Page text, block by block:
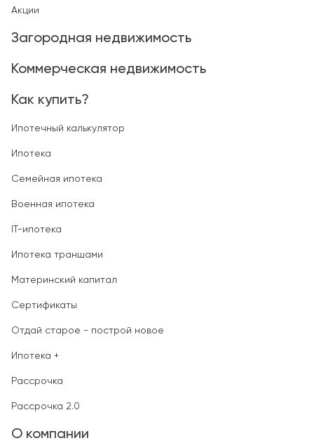
Акции
Загородная недвижимость
Коммерческая недвижимость
Как купить?
Ипотечный калькулятор
Ипотека
Семейная ипотека
Военная ипотека
IT-ипотека
Ипотека траншами
Материнский капитал
Сертификаты
Отдай старое - построй новое
Ипотека +
Рассрочка
Рассрочка 2.0
О компании